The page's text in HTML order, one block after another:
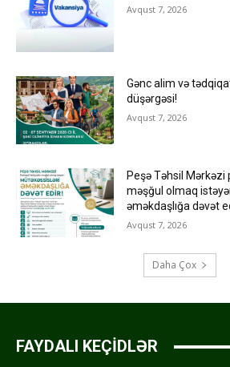
Avqust 7, 2026
Gənc alim və
düşərgəsi!
Avqust 7, 2026
Peşə Təhsil
məşğul olmaq
əməkdaşlığa dəvət
Avqust 7, 2026
Daha Çox
FAYDALI KEÇİDLƏR